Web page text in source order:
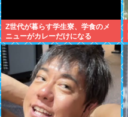
Z世代が暮らす学生寮、学食のメ
ニューがカレーだけになる